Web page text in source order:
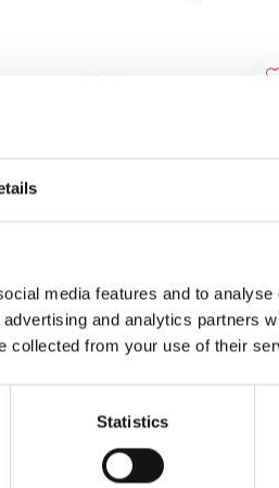
media features and to
and analytics partners
collected from your use of their
Statistics
€1.691,00 €2.020,01